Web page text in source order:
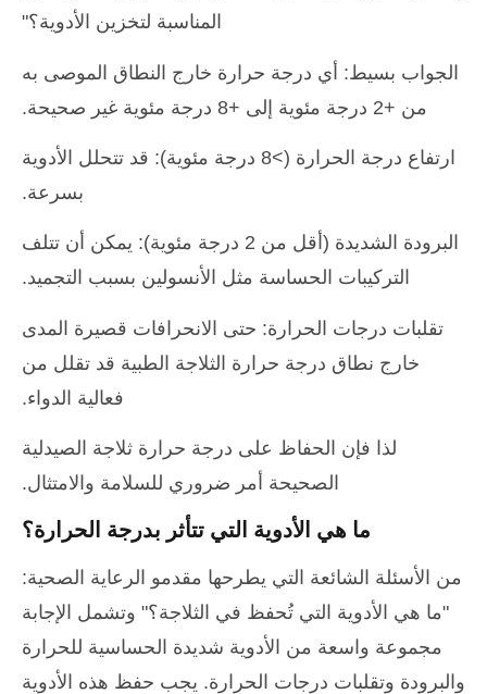
المناسبة لتخزين الأدوية؟"
الجواب بسيط: أي درجة حرارة خارج النطاق الموصى به
من +2 درجة مئوية إلى +8 درجة مئوية غير صحيحة.
ارتفاع درجة الحرارة (>8 درجة مئوية): قد تتحلل الأدوية
بسرعة.
البرودة الشديدة (أقل من 2 درجة مئوية): يمكن أن تتلف
التركيبات الحساسة مثل الأنسولين بسبب التجميد.
تقلبات درجات الحرارة: حتى الانحرافات قصيرة المدى
خارج نطاق درجة حرارة الثلاجة الطبية قد تقلل من
فعالية الدواء.
لذا فإن الحفاظ على درجة حرارة ثلاجة الصيدلية
الصحيحة أمر ضروري للسلامة والامتثال.
ما هي الأدوية التي تتأثر بدرجة الحرارة؟
من الأسئلة الشائعة التي يطرحها مقدمو الرعاية الصحية:
"ما هي الأدوية التي تُحفظ في الثلاجة؟" وتشمل الإجابة
مجموعة واسعة من الأدوية شديدة الحساسية للحرارة
والبرودة وتقلبات درجات الحرارة. يجب حفظ هذه الأدوية